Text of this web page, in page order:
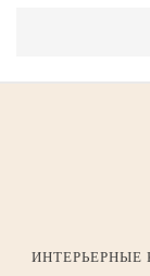
ИНТЕРЬЕРНЫЕ